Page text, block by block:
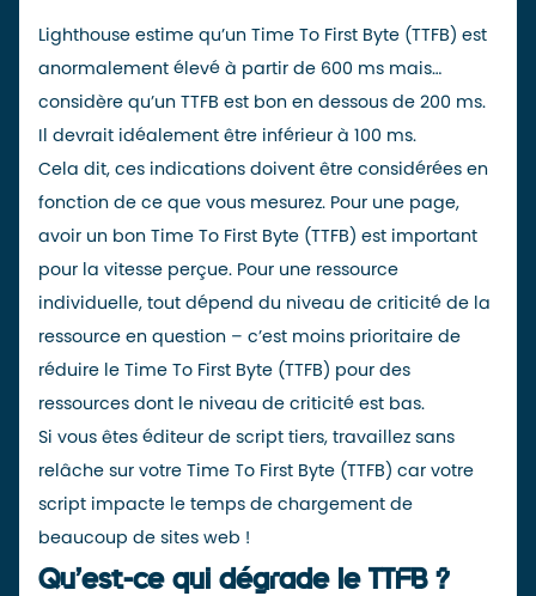
Lighthouse estime qu’un Time To First Byte (TTFB) est
anormalement élevé à partir de 600 ms mais…
considère qu’un TTFB est bon en dessous de 200 ms.
Il devrait idéalement être inférieur à 100 ms.
Cela dit, ces indications doivent être considérées en
fonction de ce que vous mesurez. Pour une page,
avoir un bon Time To First Byte (TTFB) est important
pour la vitesse perçue. Pour une ressource
individuelle, tout dépend du niveau de criticité de la
ressource en question – c’est moins prioritaire de
réduire le Time To First Byte (TTFB) pour des
ressources dont le niveau de criticité est bas.
Si vous êtes éditeur de script tiers, travaillez sans
relâche sur votre Time To First Byte (TTFB) car votre
script impacte le temps de chargement de
beaucoup de sites web !
Qu’est-ce qui dégrade le TTFB ?